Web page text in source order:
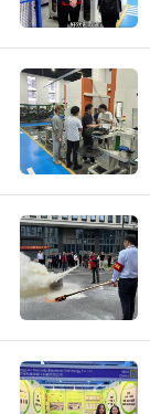
TENTANG
KAMI
TUR
PABRIK
KONTROL
KUALITAS
HUBUNGI
KAMI